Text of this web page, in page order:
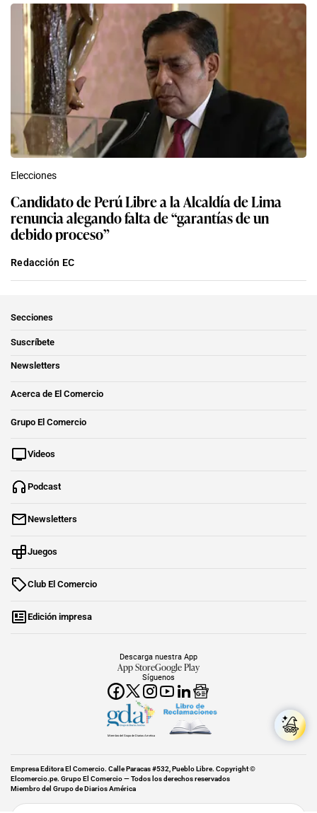
Elecciones
Candidato de Perú Libre a la Alcaldía de Lima
renuncia alegando falta de “garantías de un
debido proceso”
Redacción EC
Secciones
Suscríbete
Newsletters
Acerca de El Comercio
Grupo El Comercio
Videos
Podcast
Newsletters
Juegos
Club El Comercio
Edición impresa
Síguenos
Descarga nuestra App
App StoreGoogle Play
Miembro del Grupo de Diarios América
Empresa Editora El Comercio. Calle Paracas #532, Pueblo Libre. Copyright ©
Elcomercio.pe. Grupo El Comercio — Todos los derechos reservados
Miembro del Grupo de Diarios América